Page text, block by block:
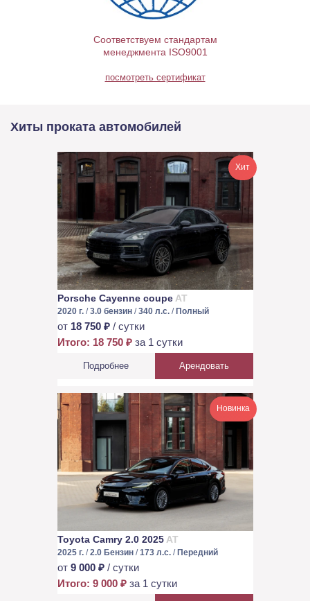
Соответствуем стандартам
менеджмента ISO9001
посмотреть сертификат
Хиты проката автомобилей
Хит
Porsche Cayenne coupe AT
2020 г./3.0 бензин/340 л.с./ Полный
от 18 750 ₽/ сутки
Итого: 18 750 ₽ за 1 сутки
Подробнее Арендовать
Новинка
Toyota Camry 2.0 2025 AT
2025 г./2.0 Бензин/173 л.с./ Передний
от 9 000 ₽/ сутки
Итого: 9 000 ₽ за 1 сутки